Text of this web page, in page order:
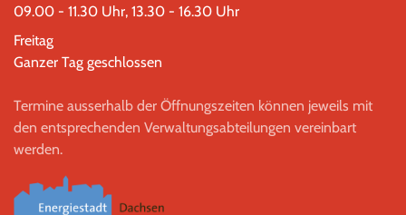
09.00 - 11.30 Uhr, 13.30 - 16.30 Uhr
Freitag
Ganzer Tag geschlossen
Termine ausserhalb der Öffnungszeiten können jeweils mit
den entsprechenden Verwaltungsabteilungen vereinbart
werden.